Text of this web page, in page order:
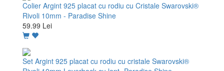
Colier Argint 925 placat cu rodiu cu Cristale Swarovski®
Rivoli 10mm - Paradise Shine
59.99 Lei
Set Argint 925 placat cu rodiu cu cristale Swarovski®